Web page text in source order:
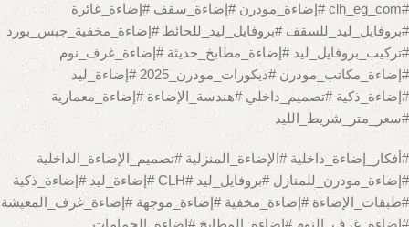
#clh_eg_com #إضاءة_مودرن #إضاءة_سقف #إضاءة_غائرة
#بروفايل_ليد_للسقف #بروفايل_ليد_للحائط #إضاءة_مخفية_جبس_بورد
#تركيب_بروفايل_ليد #إضاءة_مطابخ_حديثة #إضاءة_غرف_نوم
#إضاءة_مكاتب_مودرن #ديكورات_مودرن_2025 #إضاءة_ليد
#إضاءة_ذكية #تصميم_داخلي #هندسة_الإضاءة #إضاءة_معمارية
#سعر_متر_شريط_الليد
#أفكار_إضاءة_داخلية #الإضاءة_المنزلية #تصميم_الإضاءة_الداخلية
#إضاءة_مودرن_للمنازل #بروفايل_ليد #CLH #إضاءة_ليد #إضاءة_ذكية
#طبقات_الإضاءة #إضاءة_مخفية #إضاءة_موجهة #إضاءة_غرف_المعيشة